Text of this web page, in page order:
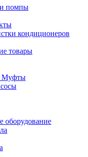
помпы
кондиционеров
товары
Муфты
оборудование